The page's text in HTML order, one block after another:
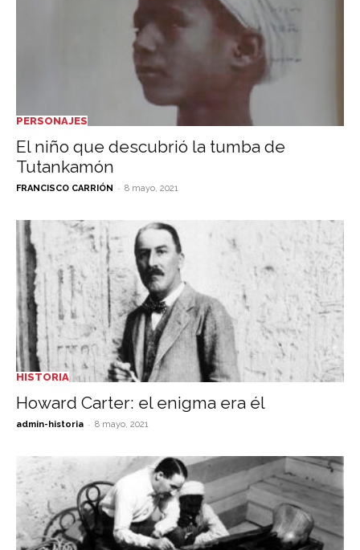
PERSONAJES
El niño que descubrió la tumba de
Tutankamón
FRANCISCO CARRIÓN - 8 mayo, 2021
HISTORIA
Howard Carter: el enigma era él
admin-historia - 8 mayo, 2021